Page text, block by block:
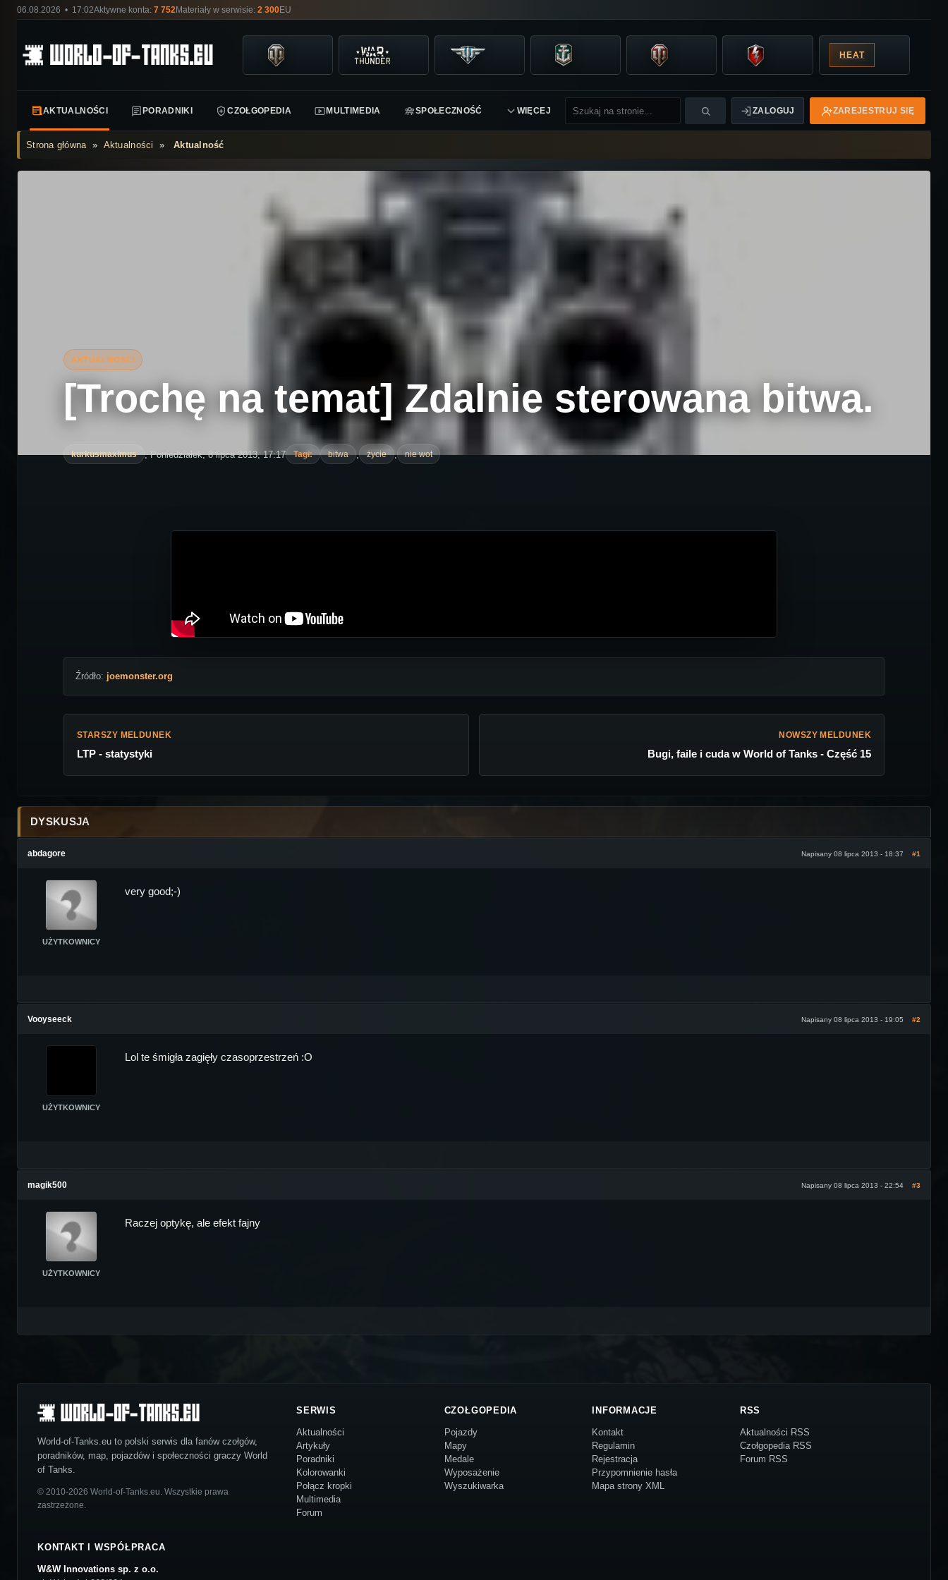
06.08.2026 • 17:02Aktywne konta: 7 752Materiały w serwisie: 2 300EU
HEAT
AKTUALNOŚCI PORADNIKI CZOŁGOPEDIA MULTIMEDIA SPOŁECZNOŚĆ WIĘCEJ ZALOGUJ ZAREJESTRUJ SIĘ
Strona główna» Aktualności »Aktualność
[Trochę na temat] Zdalnie sterowana bitwa.
kurkusmaximus , Poniedziałek, 8 lipca 2013, 17:17 Tagi: bitwa , życie , nie wot
Źródło: joemonster.org
STARSZY MELDUNEK
LTP - statystyki
NOWSZY MELDUNEK
Bugi, faile i cuda w World of Tanks - Część 15
DYSKUSJA
abdagore Napisany 08 lipca 2013 - 18:37 #1
UŻYTKOWNICY
very good;-)
Vooyseeck Napisany 08 lipca 2013 - 19:05 #2
UŻYTKOWNICY
Lol te śmigła zagięły czasoprzestrzeń :O
magik500 Napisany 08 lipca 2013 - 22:54 #3
UŻYTKOWNICY
Raczej optykę, ale efekt fajny
World-of-Tanks.eu to polski serwis dla fanów czołgów,
poradników, map, pojazdów i społeczności graczy World
of Tanks.
© 2010-2026 World-of-Tanks.eu. Wszystkie prawa
zastrzeżone.
SERWIS
Aktualności
Artykuły
Poradniki
Kolorowanki
Połącz kropki
Multimedia
Forum
CZOŁGOPEDIA
Pojazdy
Mapy
Medale
Wyposażenie
Wyszukiwarka
INFORMACJE
Kontakt
Regulamin
Rejestracja
Przypomnienie hasła
Mapa strony XML
RSS
Aktualności RSS
Czołgopedia RSS
Forum RSS
KONTAKT I WSPÓŁPRACA
W&W Innovations sp. z o.o.